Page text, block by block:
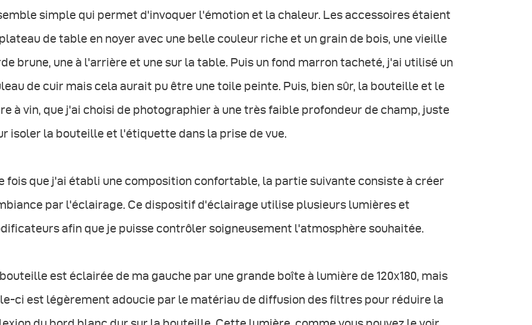
simple qui permet d'invoquer l'émotion et la chaleur. Les accessoires étaient
de table en noyer avec une belle couleur riche et un grain de bois, une vieille
brune, une à l'arrière et une sur la table. Puis un fond marron tacheté, j'ai utilisé un
de cuir mais cela aurait pu être une toile peinte. Puis, bien sûr, la bouteille et le
à vin, que j'ai choisi de photographier à une très faible profondeur de champ, juste
isoler la bouteille et l'étiquette dans la prise de vue.
fois que j'ai établi une composition confortable, la partie suivante consiste à créer
par l'éclairage. Ce dispositif d'éclairage utilise plusieurs lumières et
afin que je puisse contrôler soigneusement l'atmosphère souhaitée.
est éclairée de ma gauche par une grande boîte à lumière de 120x180, mais
ci est légèrement adoucie par le matériau de diffusion des filtres pour réduire la